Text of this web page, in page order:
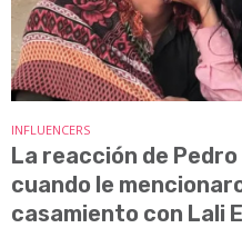
INFLUENCERS
La reacción de
cuando le
casamiento con Lali